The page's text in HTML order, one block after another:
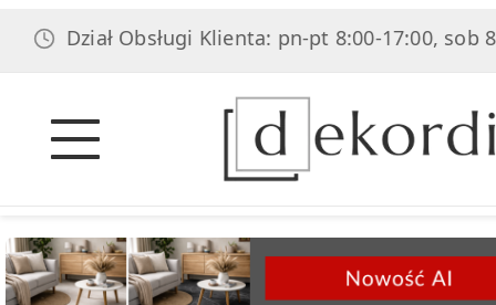
Obsługi Klienta: pn-pt 8:00-17:00, sob 8:00-